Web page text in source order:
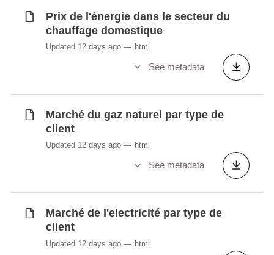
d'énergie
Degrés-jours de chauffe (DJU)
Déchets d'équipements électriques et
électroniques (en tonnes) 2006 - 2018
Déchets d'équipements électriques et
Déchets problématiques des particuliers
Déchets problématiques des particuliers
(en kg)
Déchets problématiques industriels (en
Emissions trimestrielles de CO2 liées à la
combustion énergétique (en tonnes CO2)
Etat phytosanitaire (en %)
Prix de l'énergie dans le secteur du
chauffage domestique
Updated 12 days ago html
See metadata
Marché du gaz naturel par type de
client
Updated 12 days ago html
See metadata
Marché de l'electricité par type de
client
Updated 12 days ago html